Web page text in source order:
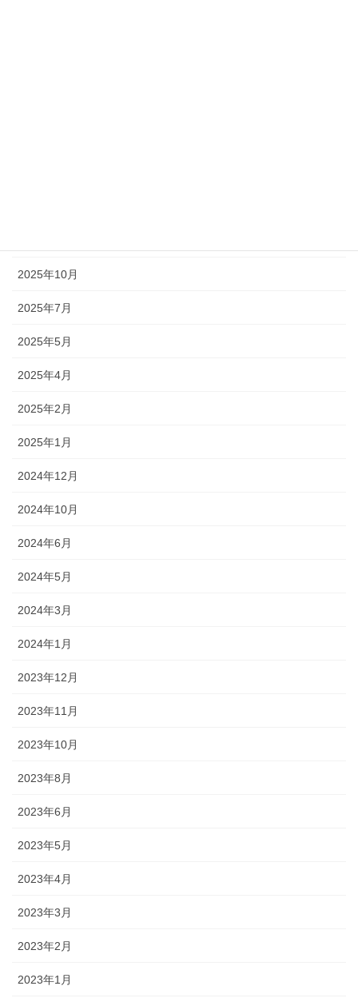
2025年10月
2025年7月
2025年5月
2025年4月
2025年2月
2025年1月
2024年12月
2024年10月
2024年6月
2024年5月
2024年3月
2024年1月
2023年12月
2023年11月
2023年10月
2023年8月
2023年6月
2023年5月
2023年4月
2023年3月
2023年2月
2023年1月